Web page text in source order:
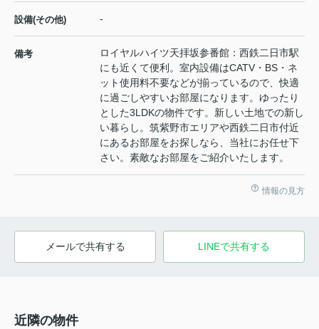
設備(その他) -
備考
ロイヤルハイツ天拝坂参番館：西鉄二日市駅
にも近くて便利。室内設備はCATV・BS・ネ
ット使用料不要などが揃っているので、快適
に過ごしやすいお部屋になります。ゆったり
とした3LDKの物件です。新しい土地での新し
い暮らし。筑紫野市エリアや西鉄二日市付近
にあるお部屋をお探しなら、当社にお任せ下
さい。素敵なお部屋をご紹介いたします。
情報の見方
メールで共有する LINEで共有する
近隣の物件